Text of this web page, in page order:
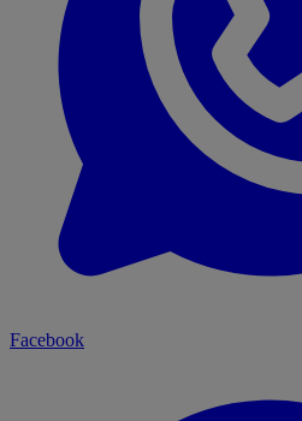
Facebook